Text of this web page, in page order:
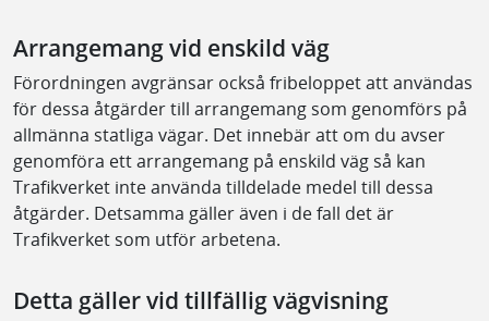
Arrangemang vid enskild väg
Förordningen avgränsar också fribeloppet att användas
för dessa åtgärder till arrangemang som genomförs på
allmänna statliga vägar. Det innebär att om du avser
genomföra ett arrangemang på enskild väg så kan
Trafikverket inte använda tilldelade medel till dessa
åtgärder. Detsamma gäller även i de fall det är
Trafikverket som utför arbetena.
Detta gäller vid tillfällig vägvisning